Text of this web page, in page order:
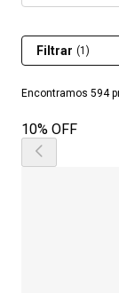
Encontramos 594
Filtrar (1)
10% OFF